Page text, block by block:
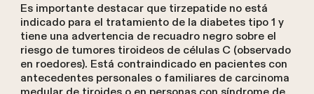
Es importante destacar que tirzepatide no está
indicado para el tratamiento de la diabetes tipo 1 y
tiene una advertencia de recuadro negro sobre el
riesgo de tumores tiroideos de células C (observado
en roedores). Está contraindicado en pacientes con
antecedentes personales o familiares de carcinoma